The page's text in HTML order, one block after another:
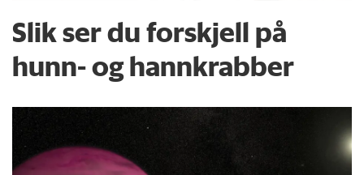
Slik ser du forskjell på
hunn- og hannkrabber